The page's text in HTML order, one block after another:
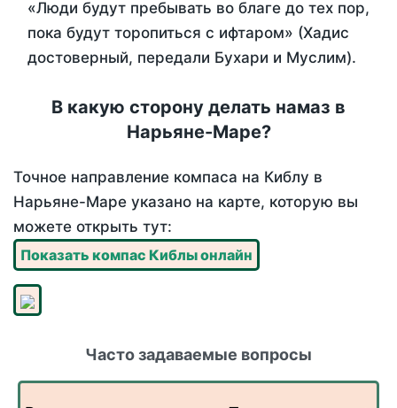
«Люди будут пребывать во благе до тех пор,
пока будут торопиться с ифтаром» (Хадис
достоверный, передали Бухари и Муслим).
В какую сторону делать намаз в
Нарьяне-Маре?
Точное направление компаса на Киблу в
Нарьяне-Маре указано на карте, которую вы
можете открыть тут:
Показать компас Киблы онлайн
Часто задаваемые вопросы